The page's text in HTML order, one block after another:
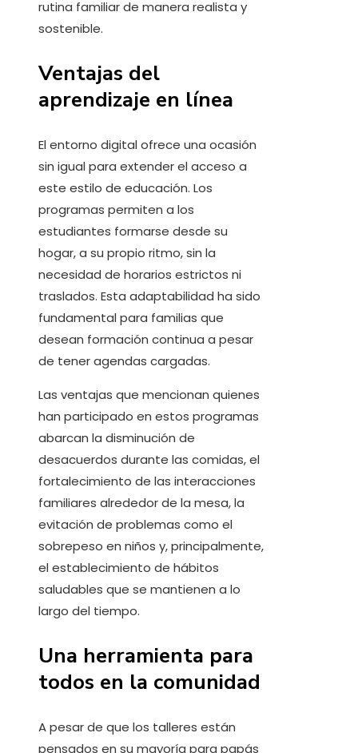
rutina familiar de manera realista y
sostenible.
Ventajas del
aprendizaje en línea
El entorno digital ofrece una ocasión
sin igual para extender el acceso a
este estilo de educación. Los
programas permiten a los
estudiantes formarse desde su
hogar, a su propio ritmo, sin la
necesidad de horarios estrictos ni
traslados. Esta adaptabilidad ha sido
fundamental para familias que
desean formación continua a pesar
de tener agendas cargadas.
Las ventajas que mencionan quienes
han participado en estos programas
abarcan la disminución de
desacuerdos durante las comidas, el
fortalecimiento de las interacciones
familiares alrededor de la mesa, la
evitación de problemas como el
sobrepeso en niños y, principalmente,
el establecimiento de hábitos
saludables que se mantienen a lo
largo del tiempo.
Una herramienta para
todos en la comunidad
A pesar de que los talleres están
pensados en su mayoría para papás